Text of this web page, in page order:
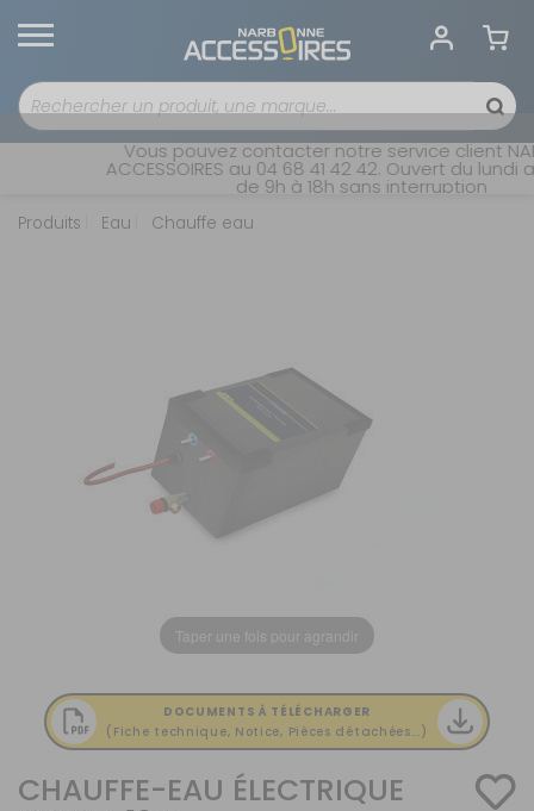
Vous pouvez contacter notre service client
ACCESSOIRES au 04 68 41 42 42. Ouvert du lundi
de 9h à 18h sans interruption
Produits Eau Chauffe eau
Taper une fois pour agrandir
DOCUMENTS À TÉLÉCHARGER
(Fiche technique, Notice, Pièces détachées...)
CHAUFFE-EAU ÉLECTRIQUE